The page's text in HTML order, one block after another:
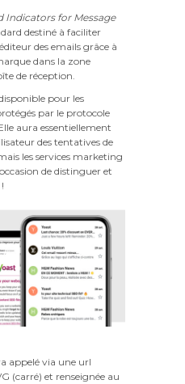
Indicators for Message
destiné à faciliter
des emails grâce à
dans la zone
de réception.
pour les
par le protocole
aura essentiellement
des tentatives de
les services marketing
de distinguer et
appelé via une url
(carré) et renseignée au